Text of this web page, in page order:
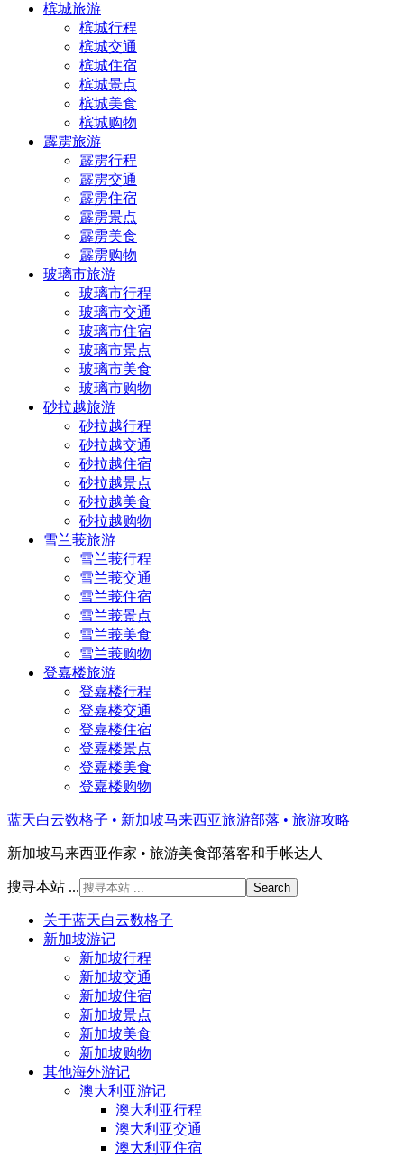
槟城旅游
槟城行程
槟城交通
槟城住宿
槟城景点
槟城美食
槟城购物
霹雳旅游
霹雳行程
霹雳交通
霹雳住宿
霹雳景点
霹雳美食
霹雳购物
玻璃市旅游
玻璃市行程
玻璃市交通
玻璃市住宿
玻璃市景点
玻璃市美食
玻璃市购物
砂拉越旅游
砂拉越行程
砂拉越交通
砂拉越住宿
砂拉越景点
砂拉越美食
砂拉越购物
雪兰莪旅游
雪兰莪行程
雪兰莪交通
雪兰莪住宿
雪兰莪景点
雪兰莪美食
雪兰莪购物
登嘉楼旅游
登嘉楼行程
登嘉楼交通
登嘉楼住宿
登嘉楼景点
登嘉楼美食
登嘉楼购物
蓝天白云数格子 • 新加坡马来西亚旅游部落 • 旅游攻略
新加坡马来西亚作家 • 旅游美食部落客和手帐达人
搜寻本站 ...
关于蓝天白云数格子
新加坡游记
新加坡行程
新加坡交通
新加坡住宿
新加坡景点
新加坡美食
新加坡购物
其他海外游记
澳大利亚游记
澳大利亚行程
澳大利亚交通
澳大利亚住宿